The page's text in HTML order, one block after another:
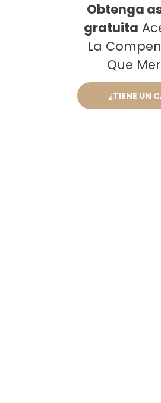
Obtenga
gratuita
La
Que
¿TIENE UN